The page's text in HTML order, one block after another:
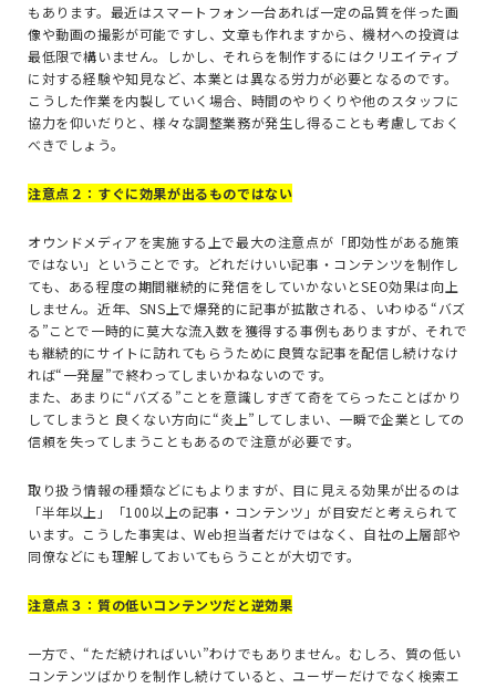
もあります。最近はスマートフォン一台あれば一定の品質を伴った画
像や動画の撮影が可能ですし、文章も作れますから、機材への投資は
最低限で構いません。しかし、それらを制作するにはクリエイティブ
に対する経験や知見など、本業とは異なる労力が必要となるのです。
こうした作業を内製していく場合、時間のやりくりや他のスタッフに
協力を仰いだりと、様々な調整業務が発生し得ることも考慮しておく
べきでしょう。
注意点２：すぐに効果が出るものではない
オウンドメディアを実施する上で最大の注意点が「即効性がある施策
ではない」ということです。どれだけいい記事・コンテンツを制作し
ても、ある程度の期間継続的に発信をしていかないとSEO効果は向上
しません。近年、 SNS 上で爆発的に記事が拡散される、いわゆる“バズ
る”ことで一時的に莫大な流入数を獲得する事例もありますが、それで
も継続的にサイトに訪れてもらうために良質な記事を配信し続けなけ
れば“一発屋”で終わってしまいかねないのです。
また、あまりに“バズる”ことを意識しすぎて奇をてらったことばかり
してしまうと 良くない方向に“炎上”してしまい、一瞬で企業としての
信頼を失ってしまうこともあるので注意が必要です。
取り扱う情報の種類などにもよりますが、目に見える効果が出るのは
「半年以上」「100以上の記事・コンテンツ」が目安だと考えられて
います。こうした事実は、Web担当者だけではなく、自社の上層部や
同僚などにも理解しておいてもらうことが大切です。
注意点３：質の低いコンテンツだと逆効果
一方で、“ただ続ければいい”わけでもありません。むしろ、質の低い
コンテンツばかりを制作し続けていると、ユーザーだけでなく検索エ